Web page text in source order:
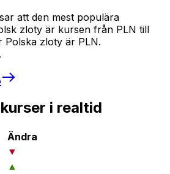
att den mest populära
zloty är kursen från PLN till
Polska zloty är PLN.
i realtid
Ändra
▼
▲